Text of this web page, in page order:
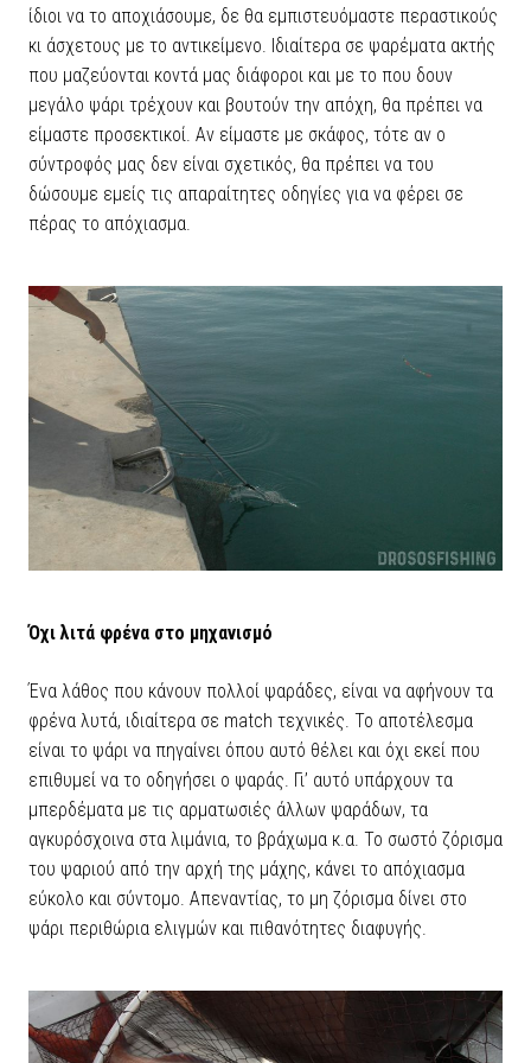
ίδιοι να το αποχιάσουμε, δε θα εμπιστευόμαστε περαστικούς
κι άσχετους με το αντικείμενο. Ιδιαίτερα σε ψαρέματα ακτής
που μαζεύονται κοντά μας διάφοροι και με το που δουν
μεγάλο ψάρι τρέχουν και βουτούν την απόχη, θα πρέπει να
είμαστε προσεκτικοί. Αν είμαστε με σκάφος, τότε αν ο
σύντροφός μας δεν είναι σχετικός, θα πρέπει να του
δώσουμε εμείς τις απαραίτητες οδηγίες για να φέρει σε
πέρας το απόχιασμα.
Όχι λιτά φρένα στο μηχανισμό
Ένα λάθος που κάνουν πολλοί ψαράδες, είναι να αφήνουν τα
φρένα λυτά, ιδιαίτερα σε match τεχνικές. Το αποτέλεσμα
είναι το ψάρι να πηγαίνει όπου αυτό θέλει και όχι εκεί που
επιθυμεί να το οδηγήσει ο ψαράς. Γι’ αυτό υπάρχουν τα
μπερδέματα με τις αρματωσιές άλλων ψαράδων, τα
αγκυρόσχοινα στα λιμάνια, το βράχωμα κ.α. Το σωστό ζόρισμα
του ψαριού από την αρχή της μάχης, κάνει το απόχιασμα
εύκολο και σύντομο. Απεναντίας, το μη ζόρισμα δίνει στο
ψάρι περιθώρια ελιγμών και πιθανότητες διαφυγής.